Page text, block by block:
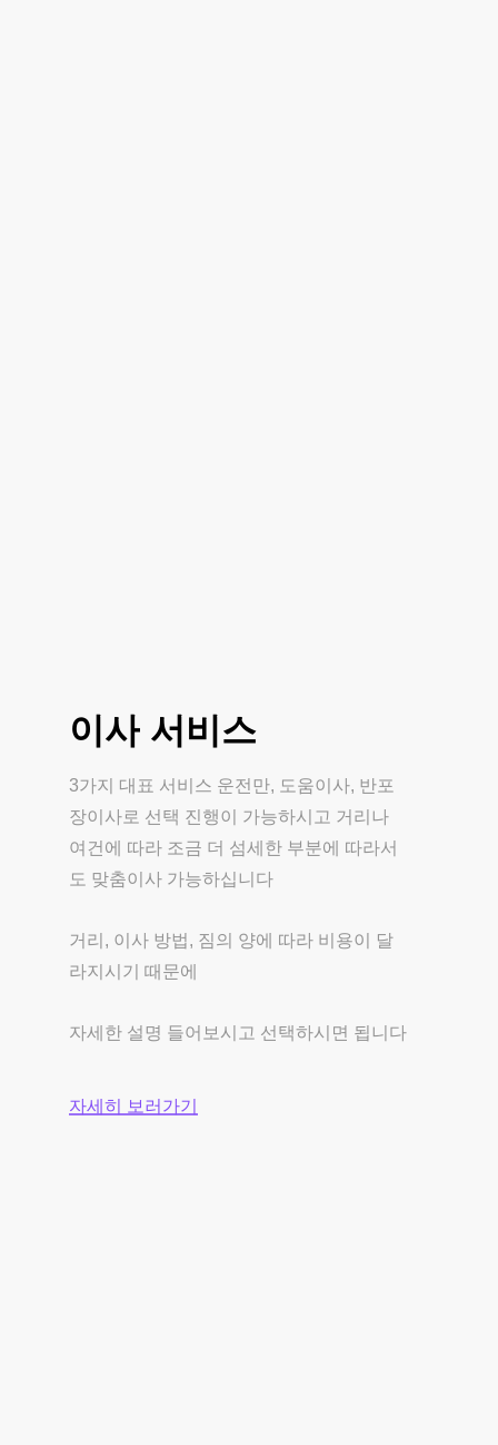
이사 서비스
3가지 대표 서비스 운전만, 도움이사, 반포
장이사로 선택 진행이 가능하시고 거리나
여건에 따라 조금 더 섬세한 부분에 따라서
도 맞춤이사 가능하십니다
거리, 이사 방법, 짐의 양에 따라 비용이 달
라지시기 때문에
자세한 설명 들어보시고 선택하시면 됩니다
자세히 보러가기